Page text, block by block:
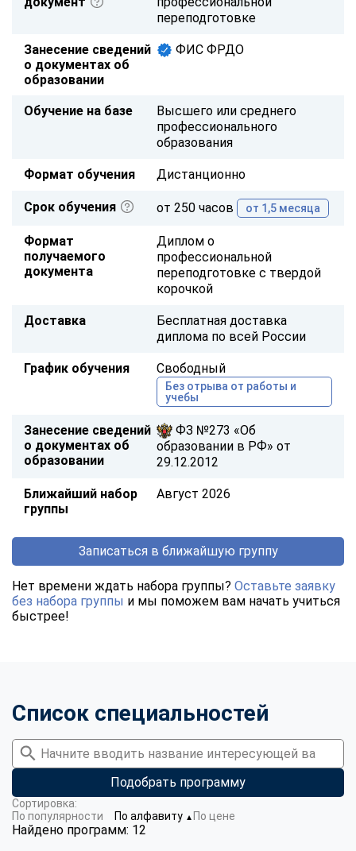
переподготовке
Занесение сведений
о документах об
образовании
ФИС ФРДО
Обучение на базе
Высшего или среднего
профессионального
образования
Формат обучения Дистанционно
Срок обучения от 250 часов от 1,5 месяца
Формат
получаемого
документа
Диплом о
профессиональной
переподготовке с твердой
корочкой
Доставка
Бесплатная доставка
диплома по всей России
График обучения Свободный
Без отрыва от работы и
учебы
Занесение сведений
о документах об
образовании
ФЗ №273 «Об
образовании в РФ» от
29.12.2012
Ближайший набор
группы
Август 2026
Записаться в ближайшую группу
Нет времени ждать набора группы? Оставьте заявку
без набора группы и мы поможем вам начать учиться
быстрее!
Список специальностей
Подобрать программу
Найдено программ: 12
Сортировка:
По популярности
По алфавиту ▼ По цене